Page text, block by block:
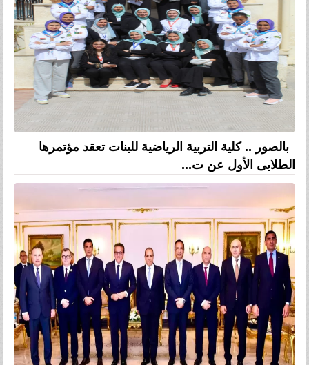
بالصور .. كلية التربية الرياضية للبنات تعقد مؤتمرها
الطلابى الأول عن ت...